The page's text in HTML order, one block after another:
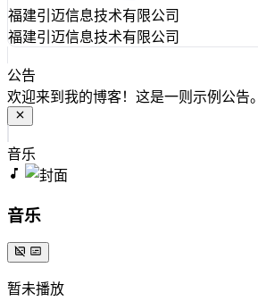
福建引迈信息技术有限公司
福建引迈信息技术有限公司
公告
欢迎来到我的博客！这是一则示例公告。
音乐
音乐
暂未播放